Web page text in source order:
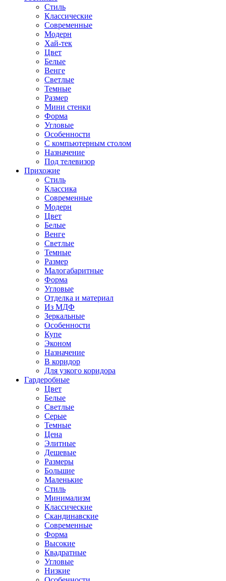
Стиль
Классические
Современные
Модерн
Хай-тек
Цвет
Белые
Венге
Светлые
Темные
Размер
Мини стенки
Форма
Угловые
Особенности
С компьютерным столом
Назначение
Под телевизор
Прихожие
Стиль
Классика
Современные
Модерн
Цвет
Белые
Венге
Светлые
Темные
Размер
Малогабаритные
Форма
Угловые
Отделка и материал
Из МДФ
Зеркальные
Особенности
Купе
Эконом
Назначение
В коридор
Для узкого коридора
Гардеробные
Цвет
Белые
Светлые
Серые
Темные
Цена
Элитные
Дешевые
Размеры
Большие
Маленькие
Стиль
Минимализм
Классические
Скандинавские
Современные
Форма
Высокие
Квадратные
Угловые
Низкие